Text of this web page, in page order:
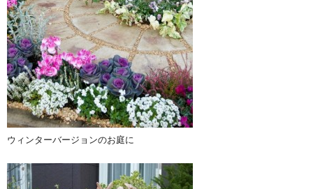
ウィンターバージョンのお庭に